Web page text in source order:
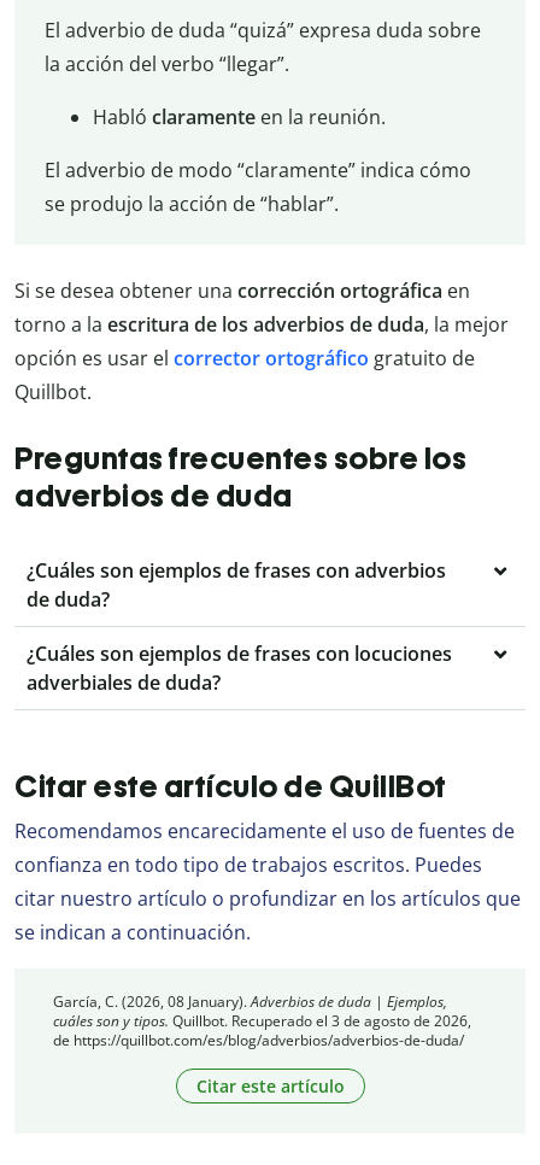
El adverbio de duda “quizá” expresa duda sobre
la acción del verbo “llegar”.
Habló claramenteen la reunión.
El adverbio de modo “claramente” indica cómo
se produjo la acción de “hablar”.
Si se desea obtener una corrección ortográfica en
torno a la escritura de los adverbios de duda, la mejor
opción es usar el corrector ortográfico gratuito de
Quillbot.
Preguntas frecuentes sobre los
adverbios de duda
¿Cuáles son ejemplos de frases con adverbios
de duda?
¿Cuáles son ejemplos de frases con locuciones
adverbiales de duda?
Citar este artículo de QuillBot
Recomendamos encarecidamente el uso de fuentes de
confianza en todo tipo de trabajos escritos. Puedes
citar nuestro artículo o profundizar en los artículos que
se indican a continuación.
García, C. (2026, 08 January).Adverbios de duda | Ejemplos,
cuáles son y tipos. Quillbot. Recuperado el 3 de agosto de 2026,
de https://quillbot.com/es/blog/adverbios/adverbios-de-duda/
Citar este artículo